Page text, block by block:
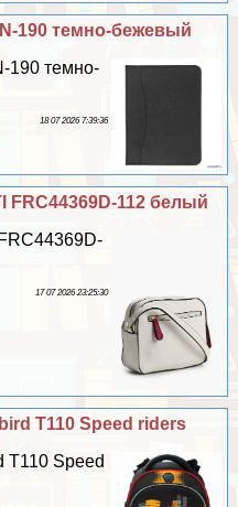
190 темно-бежевый
190 темно-
18 07 2026 7:39:36
FRC44369D-112 белый
17 07 2026 23:25:30
T110 Speed riders
T110 Speed